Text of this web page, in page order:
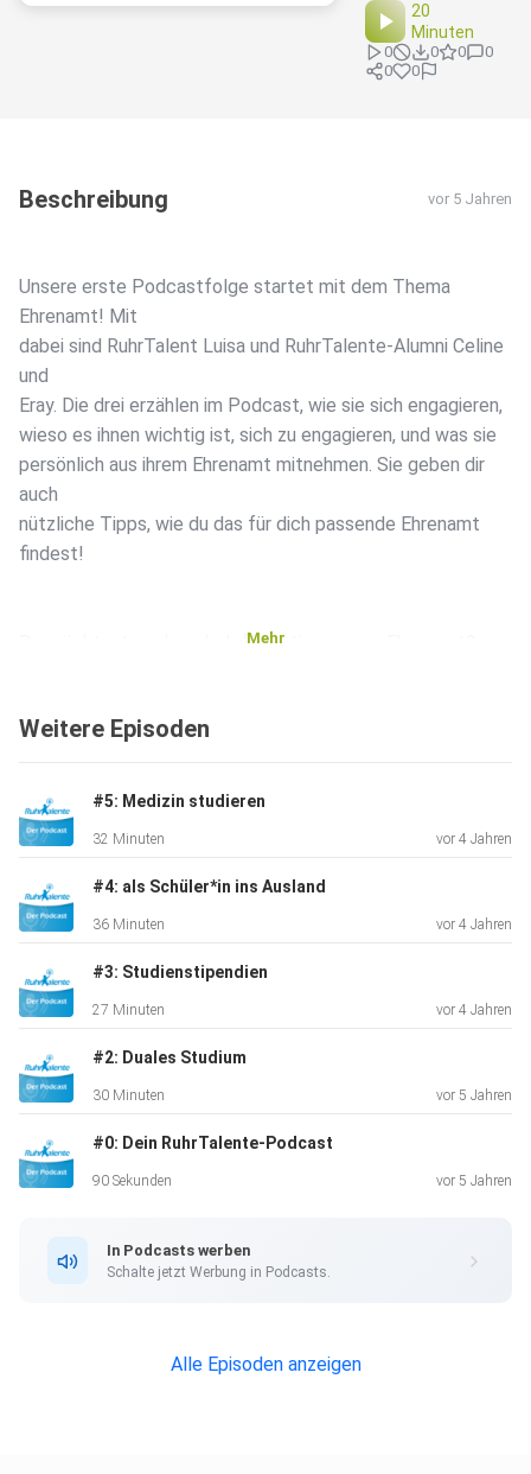
20
Minuten
0 0 0
0
0
0
Beschreibung vor 5 Jahren
Unsere erste Podcastfolge startet mit dem Thema
Ehrenamt! Mit
dabei sind RuhrTalent Luisa und RuhrTalente-Alumni Celine
und
Eray. Die drei erzählen im Podcast, wie sie sich engagieren,
wieso es ihnen wichtig ist, sich zu engagieren, und was sie
persönlich aus ihrem Ehrenamt mitnehmen. Sie geben dir
auch
nützliche Tipps, wie du das für dich passende Ehrenamt
findest!
Du möchtest noch mehr Informationen zum Ehrenamt?
Möchtest du direkt mit einem Ehrenamt starten? Dann
wirst du
bestimmt mithilfe einer Ehrenamts-Suchmaschine im
Internet
fündig.
Der Helf-O-Mat ist z. B. eine Suchmaschine mit dem
Rettungseinsätze: https://tinyurl.com/37aa9xnr
Bei GoVolunteer findest du soziale Projekte, die
Unterstützung
die dich bei deiner Suche nach dem passenden
Mehr
Weitere Episoden
#5: Medizin studieren
32 Minuten vor 4 Jahren
#4: als Schüler*in ins Ausland
36 Minuten vor 4 Jahren
#3: Studienstipendien
27 Minuten vor 4 Jahren
#2: Duales Studium
30 Minuten vor 5 Jahren
#0: Dein RuhrTalente-Podcast
90 Sekunden vor 5 Jahren
In Podcasts werben
Schalte jetzt Werbung in Podcasts.
Alle Episoden anzeigen